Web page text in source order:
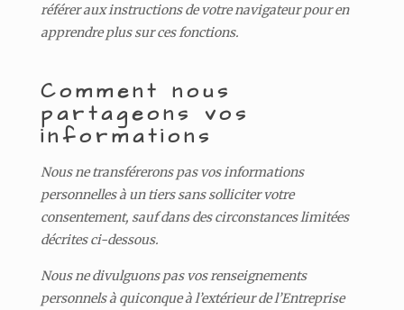
référer aux instructions de votre navigateur pour en
apprendre plus sur ces fonctions.
Comment nous
partageons vos
informations
Nous ne transférerons pas vos informations
personnelles à un tiers sans solliciter votre
consentement, sauf dans des circonstances limitées
décrites ci-dessous.
Nous ne divulguons pas vos renseignements
personnels à quiconque à l’extérieur de l’Entreprise